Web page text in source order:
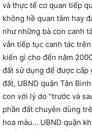
và thực tế cơ quan tiếp
không hề quan tâm hay
như những bà con canh
vẫn tiếp tục canh tác
kiến gì cho đến năm
đất sử dụng để được cấp
đất, UBND quận Tân
con với lý do “trước và
phần đất chuyên dùng
hoa màu… UBND quận